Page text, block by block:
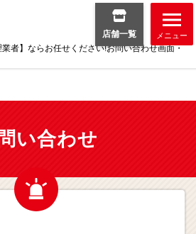
者】ならお任せください!お問い合わせ画面・
店舗一覧 メニュー
い合わせ